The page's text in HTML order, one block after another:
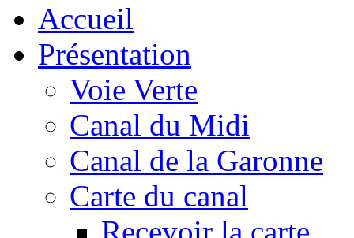
Accueil
Présentation
Voie Verte
Canal du Midi
Canal de la Garonne
Carte du canal
Recevoir la carte